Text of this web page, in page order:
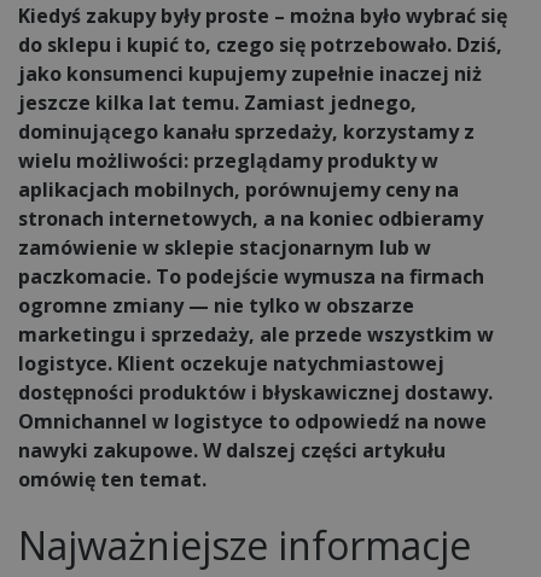
Kiedyś zakupy były proste – można było wybrać się
do sklepu i kupić to, czego się potrzebowało. Dziś,
jako konsumenci kupujemy zupełnie inaczej niż
jeszcze kilka lat temu. Zamiast jednego,
dominującego kanału sprzedaży, korzystamy z
wielu możliwości: przeglądamy produkty w
aplikacjach mobilnych, porównujemy ceny na
stronach internetowych, a na koniec odbieramy
zamówienie w sklepie stacjonarnym lub w
paczkomacie. To podejście wymusza na firmach
ogromne zmiany — nie tylko w obszarze
marketingu i sprzedaży, ale przede wszystkim w
logistyce. Klient oczekuje natychmiastowej
dostępności produktów i błyskawicznej dostawy.
Omnichannel w logistyce to odpowiedź na nowe
nawyki zakupowe. W dalszej części artykułu
omówię ten temat.
Najważniejsze informacje